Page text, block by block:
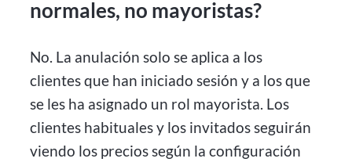
normales, no mayoristas?
No. La anulación solo se aplica a los
clientes que han iniciado sesión y a los que
se les ha asignado un rol mayorista. Los
clientes habituales y los invitados seguirán
viendo los precios según la configuración